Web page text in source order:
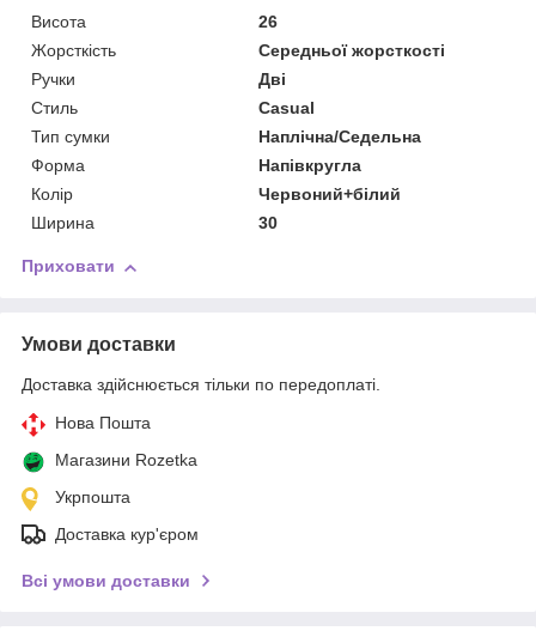
Висота
26
Жорсткість
Середньої жорсткості
Ручки
Дві
Стиль
Casual
Тип сумки
Наплічна/Седельна
Форма
Напівкругла
Колір
Червоний+білий
Ширина
30
Приховати
Умови доставки
Доставка здійснюється тільки по передоплаті.
Нова Пошта
Магазини Rozetka
Укрпошта
Доставка кур'єром
Всі умови доставки